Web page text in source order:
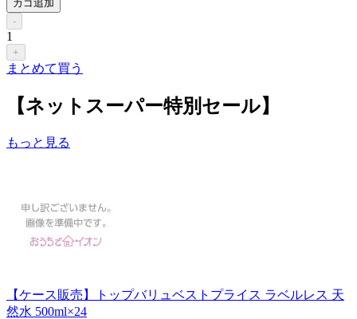
カゴ追加
-
1
+
まとめて買う
【ネットスーパー特別セール】
もっと見る
【ケース販売】トップバリュベストプライス ラベルレス 天
然水 500ml×24